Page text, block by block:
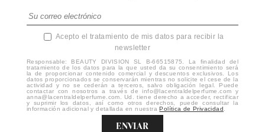
Acepto el tratamiento de mis datos para recibir la
newsletter
Responsable: BEAUTY DIVISION SL B-66515875. La finalidad del
tratamiento de los datos para la que usted da su consentimiento será
la de proporcionar contenido comercial y descuentos exclusivos. Los
datos proporcionados se conservarán mientras no solicite el cese de la
actividad y no se cederán a terceros, salvo obligación legal. Puede
contactar con nosotros a través de info@lacentraldelperfume.com y
anna@lacentraldelperfume.com. Ud. tiene derecho a acceder, rectificar
y suprimir los datos, así como otros derechos, puede consultar la
información adicional y detallada en nuestra Política de Privacidad .
ENVIAR